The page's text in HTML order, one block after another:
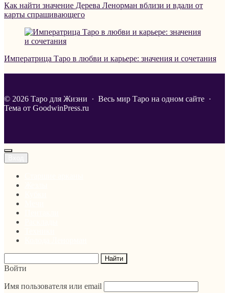
Как найти значение Дерева Ленорман вблизи и вдали от
карты спрашивающего
Императрица Таро в любви и карьере: значения и сочетания
© 2026 Таро для Жизни · Весь мир Таро на одном сайте ·
Тема от GoodwinPress.ru
Войти
Имя пользователя или email